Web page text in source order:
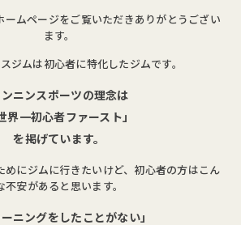
ームページをご覧いただきありがとうござい
ます。
ジムは初心者に特化したジムです。
ニンスポーツの理念は
界一初心者ファースト」
を掲げています。
めにジムに行きたいけど、初心者の方はこん
不安があると思います。
ーニングをしたことがない」